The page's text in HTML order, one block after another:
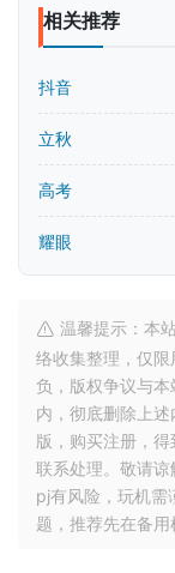
相关推荐
抖音
立秋
高考
耀眼
温馨提示：本
络收集整理，仅
负，版权争议与
内，彻底删除上
版，购买注册，
联系处理。敬请
pj有风险，玩机需
题，推荐先在备